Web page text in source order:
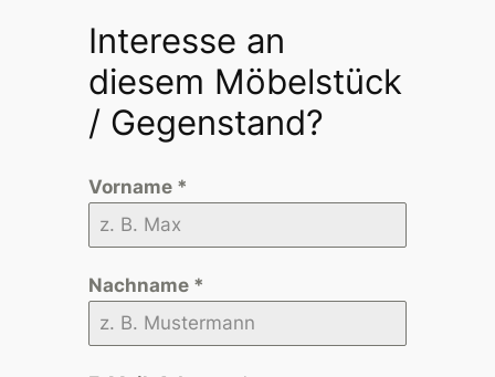
Interesse an
diesem Möbelstück
/ Gegenstand?
Vorname *
Nachname *